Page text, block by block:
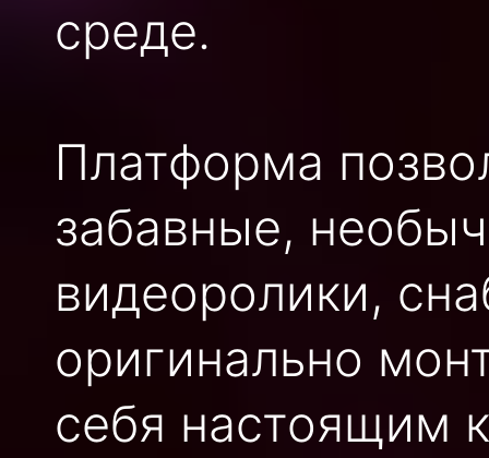
среде.
Платформа
забавные,
видеоролики,
оригинально
себя настоящим